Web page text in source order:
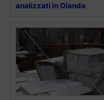
analizzati in Olanda